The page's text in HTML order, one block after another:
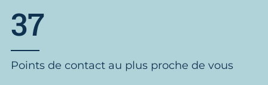
37
Points de contact au plus proche de vous